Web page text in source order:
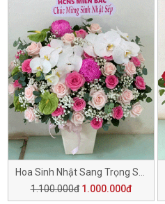
1.100.000đ 1.000.000đ